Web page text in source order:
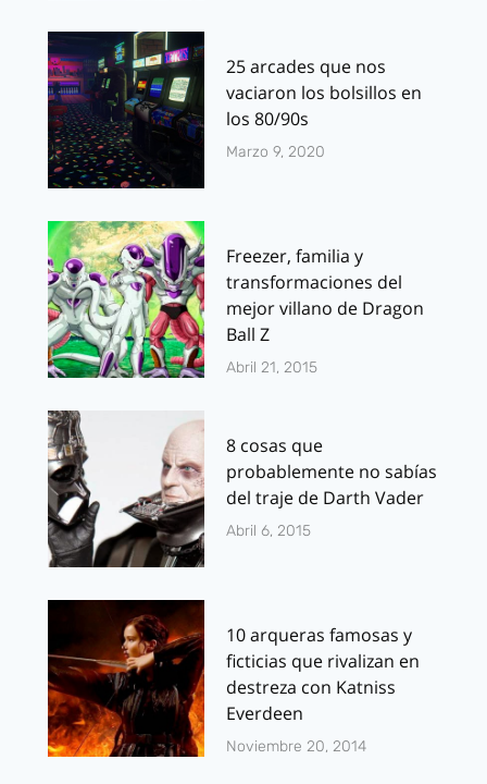
25 arcades que nos
vaciaron los bolsillos en
los 80/90s
Marzo 9, 2020
Freezer, familia y
transformaciones del
mejor villano de Dragon
Ball Z
Abril 21, 2015
8 cosas que
probablemente no sabías
del traje de Darth Vader
Abril 6, 2015
10 arqueras famosas y
ficticias que rivalizan en
destreza con Katniss
Everdeen
Noviembre 20, 2014